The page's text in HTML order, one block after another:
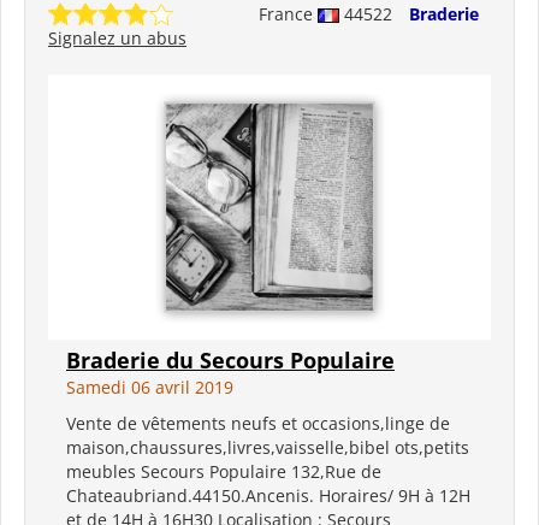
France 44522
Braderie
Signalez un abus
Braderie du Secours Populaire
Samedi 06 avril 2019
Vente de vêtements neufs et occasions,linge de
maison,chaussures,livres,vaisselle,bibel ots,petits
meubles Secours Populaire 132,Rue de
Chateaubriand.44150.Ancenis. Horaires/ 9H à 12H
et de 14H à 16H30 Localisation : Secours